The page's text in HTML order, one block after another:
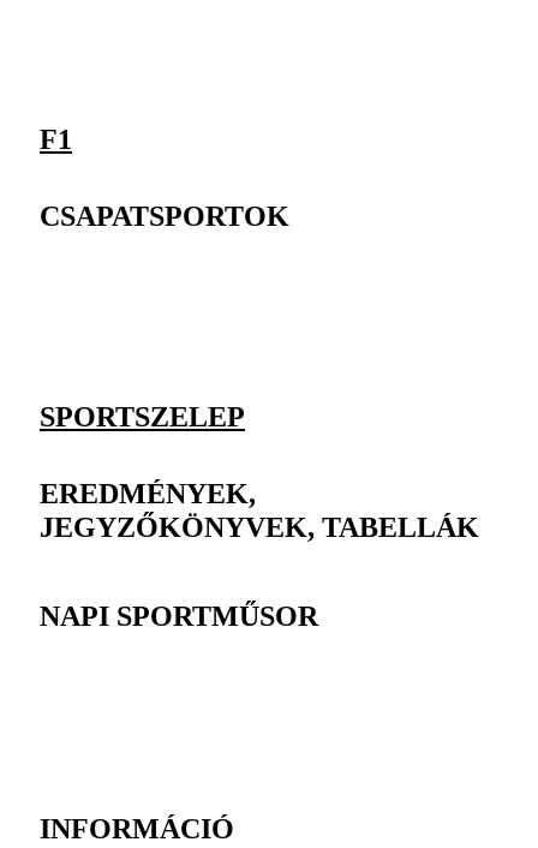
F1
CSAPATSPORTOK
SPORTSZELEP
EREDMÉNYEK,
JEGYZŐKÖNYVEK, TABELLÁK
NAPI SPORTMŰSOR
INFORMÁCIÓ